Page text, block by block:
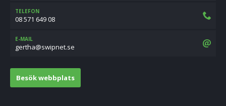
TELEFON
08 571 649 08
E-MAIL
es.tenpiws@ahtreg
Besök webbplats